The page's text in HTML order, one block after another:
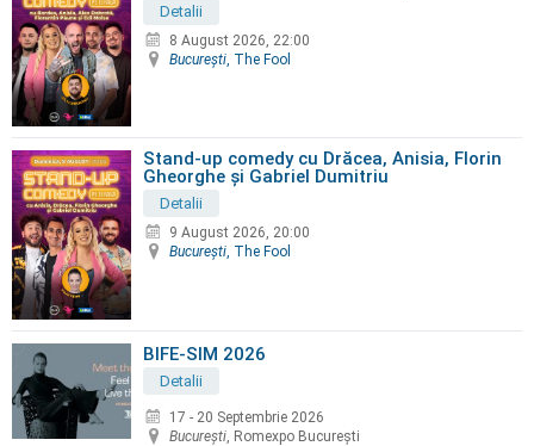
Detalii
8 August 2026, 22:00
Bucureşti, The Fool
Stand-up comedy cu Drăcea, Anisia, Florin
Gheorghe și Gabriel Dumitriu
Detalii
9 August 2026, 20:00
Bucureşti, The Fool
BIFE-SIM 2026
Detalii
17 - 20 Septembrie 2026
Bucureşti , Romexpo Bucureşti